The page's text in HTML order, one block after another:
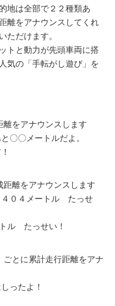
地は全部で２２種類あ
離をアナウンスしてくれ
ただけます。
トと動力が先頭車両に搭
気の「手転がし遊び」を
をアナウンスします
〇〇メートルだよ。
離をアナウンスします
４０４メートル たっせ
ル たっせい！
とに累計走行距離をアナ
ったよ！